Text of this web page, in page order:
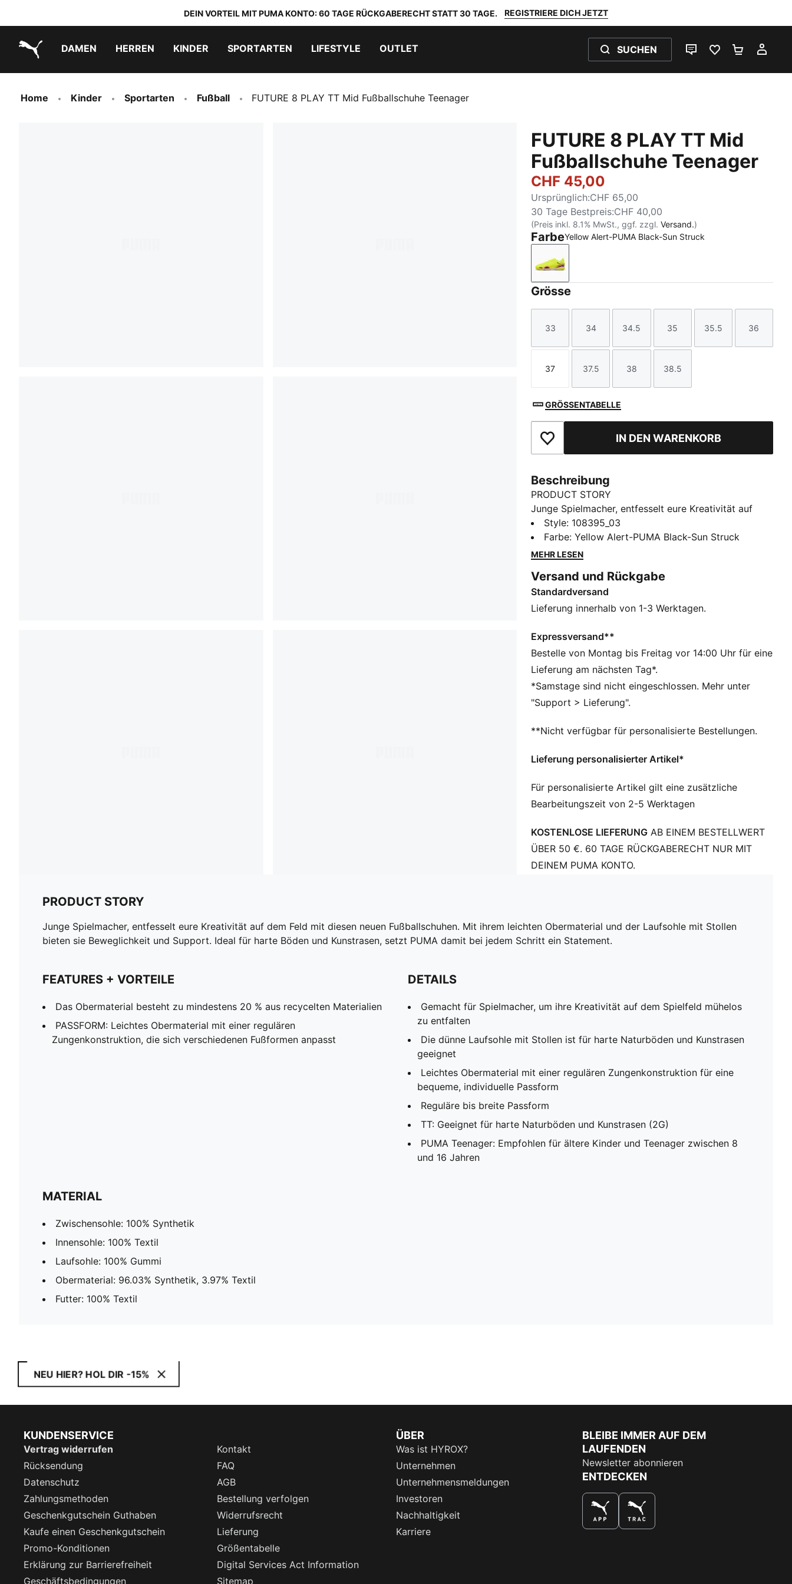
DEIN VORTEIL MIT PUMA KONTO: 60 TAGE RÜCKGABERECHT STATT 30 TAGE. REGISTRIERE DICH JETZT
DAMEN HERREN KINDER SPORTARTEN LIFESTYLE OUTLET SUCHEN
LIVE-CHATFAVORITEN 0
Home Kinder Sportarten Fußball FUTURE 8 PLAY TT Mid Fußballschuhe Teenager
FUTURE 8 PLAY TT Mid
Fußballschuhe Teenager
CHF 45,00
Ursprünglich:CHF 65,00
30 Tage Bestpreis:CHF 40,00
(Preis inkl. 8.1% MwSt., ggf. zzgl.Versand.)
FarbeYellow Alert-PUMA Black-Sun Struck
Yellow Alert-PUMA Black-Sun Struck
Grösse
Größe
33
Größe
34
Größe
34.5
Größe
35
Größe
35.5
Größe
36
Größe
37
Größe
37.5
Größe
38
Größe
38.5
GRÖSSENTABELLE
Zu Favoriten hinzufügenIN DEN WARENKORB
Beschreibung
PRODUCT STORY
Junge Spielmacher, entfesselt eure Kreativität auf
dem Feld mit diesen neuen Fußballschuhen. Mit ihrem
leichten Obermaterial und der Laufsohle mit Stollen
bieten sie Beweglichkeit und Support. Ideal für harte
Schritt ein Statement.
FEATURES + VORTEILE
Das Obermaterial besteht zu mindestens 20 % aus
PASSFORM: Leichtes Obermaterial mit einer regulären
Zungenkonstruktion, die sich verschiedenen
Fußformen anpasst
DETAILS
Gemacht für Spielmacher, um ihre Kreativität auf dem
Spielfeld mühelos zu entfalten
Naturböden und Kunstrasen geeignet
Zungenkonstruktion für eine bequeme, individuelle
Reguläre bis breite Passform
TT: Geeignet für harte Naturböden und Kunstrasen
PUMA Teenager: Empfohlen für ältere Kinder und
Teenager zwischen 8 und 16 Jahren
Style: 108395_03
Farbe:Yellow Alert-PUMA Black-Sun Struck
MEHR LESEN
Versand und Rückgabe
Standardversand
Lieferung innerhalb von 1-3 Werktagen.
Expressversand**
Bestelle von Montag bis Freitag vor 14:00 Uhr für eine
Lieferung am nächsten Tag*.
*Samstage sind nicht eingeschlossen. Mehr unter
"Support > Lieferung".
**Nicht verfügbar für personalisierte Bestellungen.
Lieferung personalisierter Artikel*
Für personalisierte Artikel gilt eine zusätzliche
Bearbeitungszeit von 2-5 Werktagen
KOSTENLOSE LIEFERUNG AB EINEM BESTELLWERT
ÜBER 50 €. 60 TAGE RÜCKGABERECHT NUR MIT
DEINEM PUMA KONTO.
PRODUCT STORY
Junge Spielmacher, entfesselt eure Kreativität auf dem Feld mit diesen neuen Fußballschuhen. Mit ihrem leichten Obermaterial und der Laufsohle mit Stollen
bieten sie Beweglichkeit und Support. Ideal für harte Böden und Kunstrasen, setzt PUMA damit bei jedem Schritt ein Statement.
FEATURES + VORTEILE
Das Obermaterial besteht zu mindestens 20 % aus recycelten Materialien
PASSFORM: Leichtes Obermaterial mit einer regulären
Zungenkonstruktion, die sich verschiedenen Fußformen anpasst
DETAILS
Gemacht für Spielmacher, um ihre Kreativität auf dem Spielfeld mühelos
zu entfalten
Die dünne Laufsohle mit Stollen ist für harte Naturböden und Kunstrasen
geeignet
Leichtes Obermaterial mit einer regulären Zungenkonstruktion für eine
bequeme, individuelle Passform
Reguläre bis breite Passform
TT: Geeignet für harte Naturböden und Kunstrasen (2G)
PUMA Teenager: Empfohlen für ältere Kinder und Teenager zwischen 8
und 16 Jahren
MATERIAL
Zwischensohle: 100% Synthetik
Innensohle: 100% Textil
Laufsohle: 100% Gummi
Obermaterial: 96.03% Synthetik, 3.97% Textil
Futter: 100% Textil
NEU HIER? HOL DIR -15%
KUNDENSERVICE
Vertrag widerrufen
Kontakt
Rücksendung
FAQ
Datenschutz
AGB
Zahlungsmethoden
Bestellung verfolgen
Geschenkgutschein Guthaben
Widerrufsrecht
Kaufe einen Geschenkgutschein
Lieferung
Promo-Konditionen
Größentabelle
Erklärung zur Barrierefreiheit
Digital Services Act Information
Geschäftsbedingungen
Sitemap
ÜBER
Was ist HYROX?
Unternehmen
Unternehmensmeldungen
Investoren
Nachhaltigkeit
Karriere
BLEIBE IMMER AUF DEM
LAUFENDEN
Newsletter abonnieren
ENTDECKEN